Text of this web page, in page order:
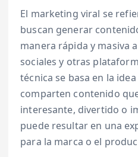
El marketing viral se
buscan generar
manera rápida y masiva
sociales y otras
técnica se basa en la
comparten contenido
interesante, divertido o
puede resultar en una
para la marca o el